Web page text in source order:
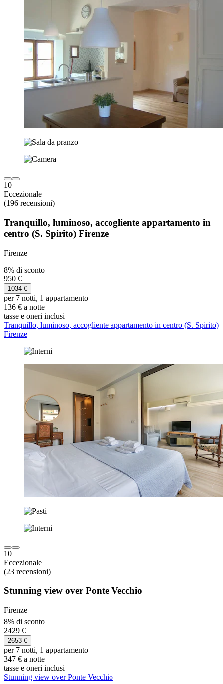
10
Eccezionale
(196 recensioni)
Tranquillo, luminoso, accogliente appartamento in
centro (S. Spirito) Firenze
Firenze
8% di sconto
950 €
1034 €
per 7 notti, 1 appartamento
136 € a notte
tasse e oneri inclusi
Tranquillo, luminoso, accogliente appartamento in centro (S. Spirito)
Firenze
10
Eccezionale
(23 recensioni)
Stunning view over Ponte Vecchio
Firenze
8% di sconto
2429 €
2653 €
per 7 notti, 1 appartamento
347 € a notte
tasse e oneri inclusi
Stunning view over Ponte Vecchio